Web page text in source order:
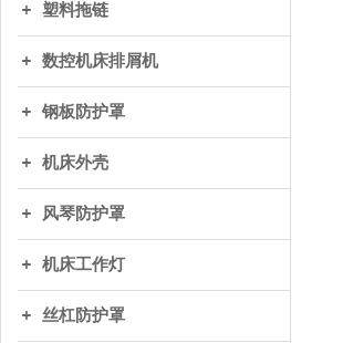
塑料拖链
数控机床排屑机
钢板防护罩
机床外壳
风琴防护罩
机床工作灯
丝杠防护罩